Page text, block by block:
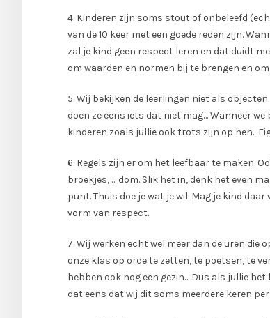
4. Kinderen zijn soms stout of onbeleefd
van de 10 keer met een goede reden zijn.
zal je kind geen respect leren en dat duidt
om waarden en normen bij te brengen en
5. Wij bekijken de leerlingen niet als
doen ze eens iets dat niet mag… Wanneer
kinderen zoals jullie ook trots zijn op hen.
6. Regels zijn er om het leefbaar te maken.
broekjes, … dom. Slik het in, denk het even
punt. Thuis doe je wat je wil. Mag je kind
vorm van respect.
7. Wij werken echt wel meer dan de uren
onze klas op orde te zetten, te poetsen, te
hebben ook nog een gezin… Dus als jullie
dat eens dat wij dit soms meerdere keren